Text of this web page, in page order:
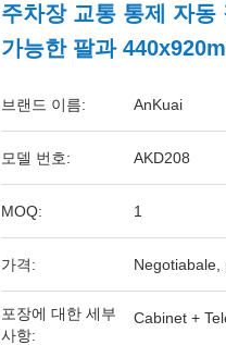
주차장 교통 통제 자동
가능한 팔과
브랜드 이름: AnKuai
모델 번호: AKD208
MOQ: 1
가격: Negotiabale,
포장에 대한 세부
사항:
Cabinet +